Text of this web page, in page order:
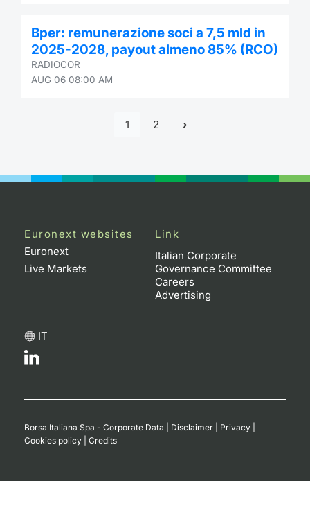
Bper: remunerazione soci a 7,5 mld in
2025-2028, payout almeno 85% (RCO)
RADIOCOR
AUG 06 08:00 AM
1 2
Euronext websites
Euronext
Live Markets
Link
Italian Corporate
Governance Committee
Careers
Advertising
IT
Borsa Italiana Spa - Corporate Data Disclaimer Privacy
Cookies policy
Credits